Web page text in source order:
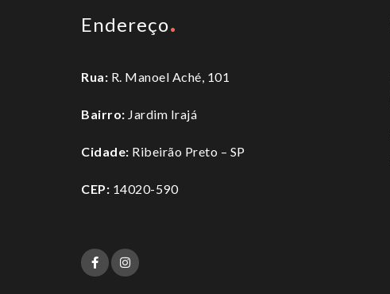
Endereço
Rua: R. Manoel Aché, 101
Bairro: Jardim Irajá
Cidade: Ribeirão Preto – SP
CEP: 14020-590